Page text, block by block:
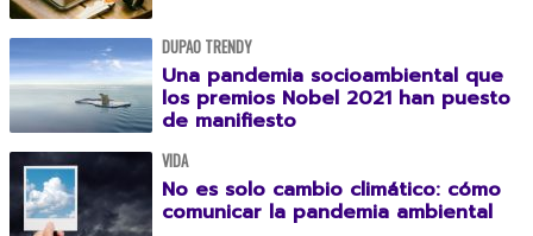
DUPAO TRENDY
Una pandemia socioambiental que
los premios Nobel 2021 han puesto
de manifiesto
VIDA
No es solo cambio climático: cómo
comunicar la pandemia ambiental